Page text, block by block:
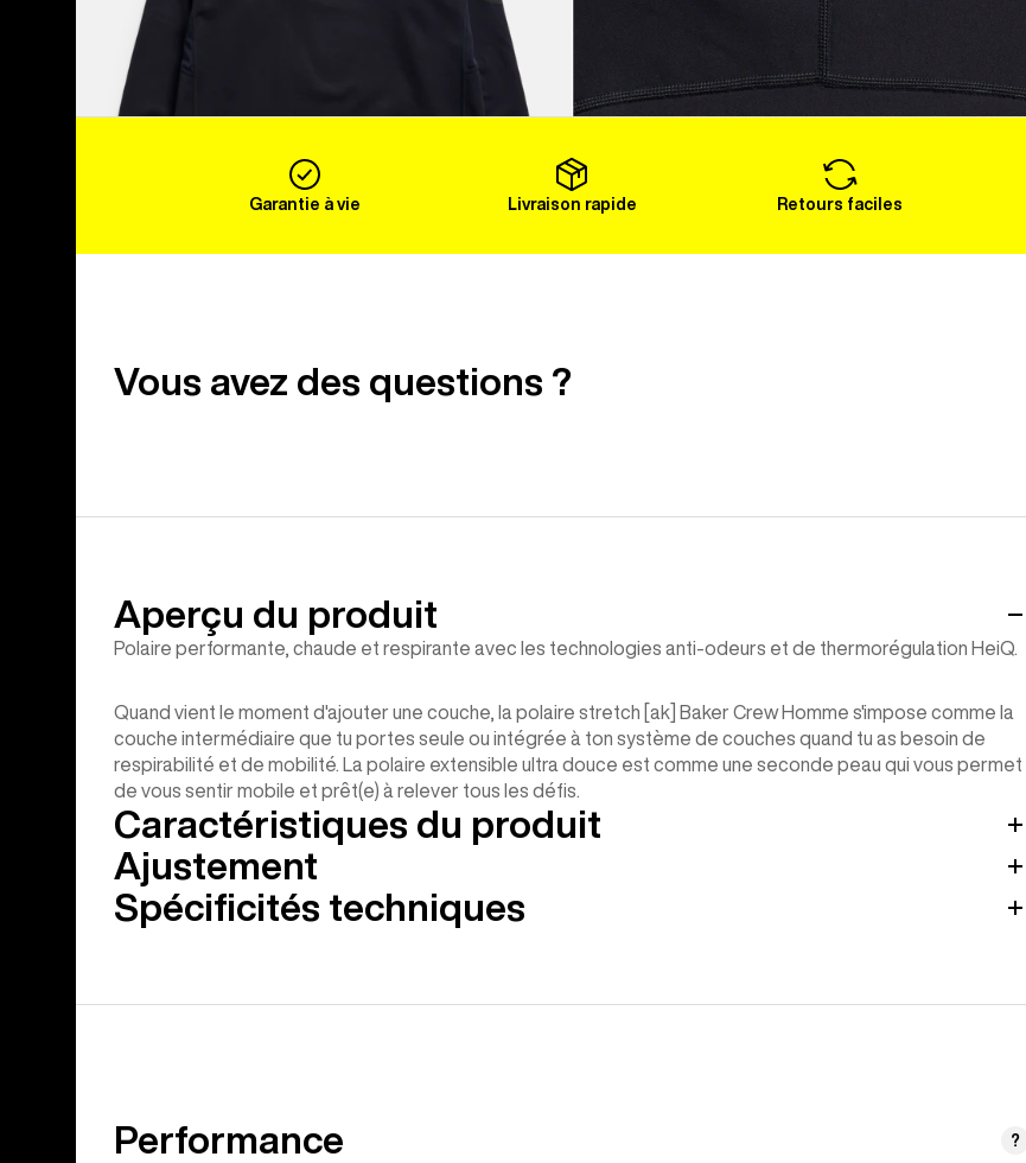
Voir plus
Garantie à vie Livraison rapide Retours faciles
Vous avez des questions ?
Aperçu du produit
Polaire performante, chaude et respirante avec les technologies anti-odeurs et de thermorégulation HeiQ.
Quand vient le moment d'ajouter une couche, la polaire stretch [ak] Baker Crew Homme s'impose comme la
couche intermédiaire que tu portes seule ou intégrée à ton système de couches quand tu as besoin de
respirabilité et de mobilité. La polaire extensible ultra douce est comme une seconde peau qui vous permet
de vous sentir mobile et prêt(e) à relever tous les défis.
Caractéristiques du produit
Ajustement
Spécificités techniques
Performance ?